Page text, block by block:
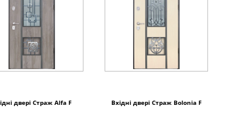
двері Страж Alfa F Вхідні двері Страж Bolonia F